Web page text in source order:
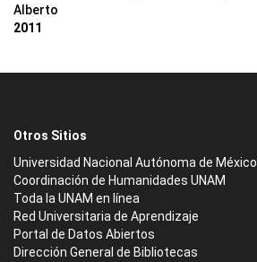
Alberto
2011
Otros Sitios
Universidad Nacional Autónoma de México
Coordinación de Humanidades UNAM
Toda la UNAM en línea
Red Universitaria de Aprendizaje
Portal de Datos Abiertos
Dirección General de Bibliotecas